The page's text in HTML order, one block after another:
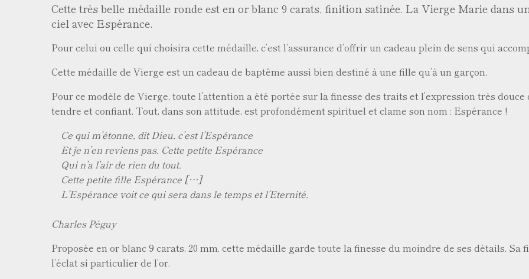
Cette très belle médaille ronde est en or blanc 9 carats, finition satinée. La Vierge Marie dans
ciel avec Espérance.
Pour celui ou celle qui choisira cette médaille, c’est l’assurance d’offrir un cadeau plein de sens qui
Cette médaille de Vierge est un cadeau de baptême aussi bien destiné à une fille qu’à un garçon.
Pour ce modèle de Vierge, toute l’attention a été portée sur la finesse des traits et l’expression très
tendre et confiant. Tout, dans son attitude, est profondément spirituel et clame son nom : Espérance !
Ce qui m’étonne, dit Dieu, c’est l’Espérance
Et je n’en reviens pas. Cette petite Espérance
Qui n’a l’air de rien du tout.
Cette petite fille Espérance […]
L’Espérance voit ce qui sera dans le temps et l’Eternité.
Charles Péguy
Proposée en or blanc 9 carats, 20 mm, cette médaille garde toute la finesse du moindre de ses détails.
l’éclat si particulier de l’or.